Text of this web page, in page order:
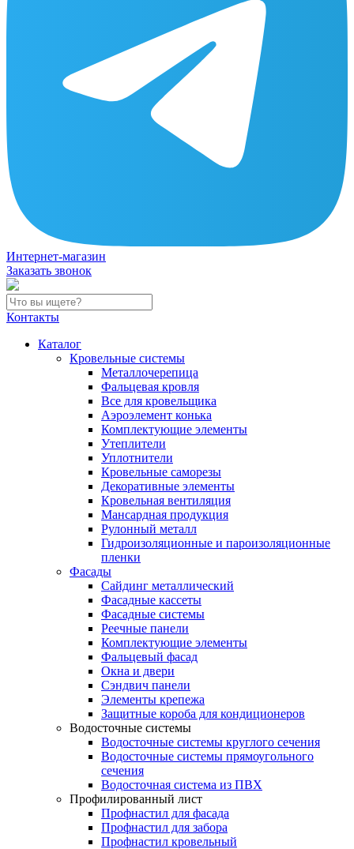
Интернет-магазин
Заказать звонок
Контакты
Каталог
Кровельные системы
Металлочерепица
Фальцевая кровля
Все для кровельщика
Аэроэлемент конька
Комплектующие элементы
Утеплители
Уплотнители
Кровельные саморезы
Декоративные элементы
Кровельная вентиляция
Мансардная продукция
Рулонный металл
Гидроизоляционные и пароизоляционные
пленки
Фасады
Сайдинг металлический
Фасадные кассеты
Фасадные системы
Реечные панели
Комплектующие элементы
Фальцевый фасад
Окна и двери
Сэндвич панели
Элементы крепежа
Защитные короба для кондиционеров
Водосточные системы
Водосточные системы круглого сечения
Водосточные системы прямоугольного
сечения
Водосточная система из ПВХ
Профилированный лист
Профнастил для фасада
Профнастил для забора
Профнастил кровельный